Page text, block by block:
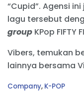
“Cupid”. Agensi
lagu tersebut
group KPop FIFTY
Vibers, temukan
lainnya bersama
C
Company, K-POP